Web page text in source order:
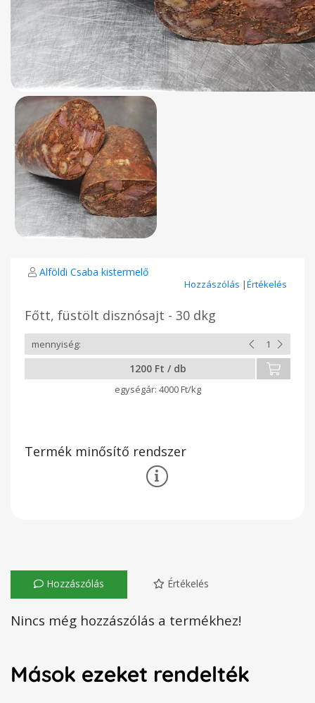
Alföldi Csaba kistermelő
Hozzászólás |Értékelés
Főtt, füstölt disznósajt - 30 dkg
1200 Ft / db
4000 Ft/kg
Termék minősítő rendszer
Hozzászólás Értékelés
Nincs még hozzászólás a termékhez!
Mások ezeket rendelték